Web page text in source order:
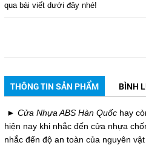
qua bài viết dưới đây nhé!
THÔNG TIN SẢN PHẨM BÌNH
► Cửa Nhựa ABS Hàn Quốchay
hiện nay khi nhắc đến cửa nhựa
nhắc đến độ an toàn của nguyên